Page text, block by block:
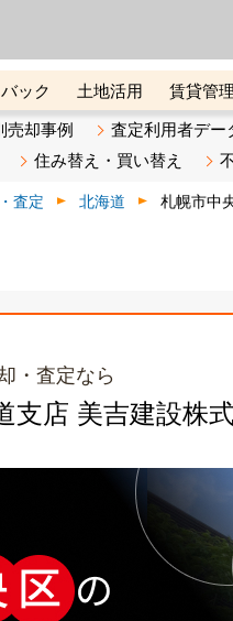
ック 土地活用 賃貸管理
イン講座 リビンマガジン
売却事例 査定利用者デー
住み替え・買い替え
査定 北海道 札幌市中
・査定なら
支店 美吉建設株